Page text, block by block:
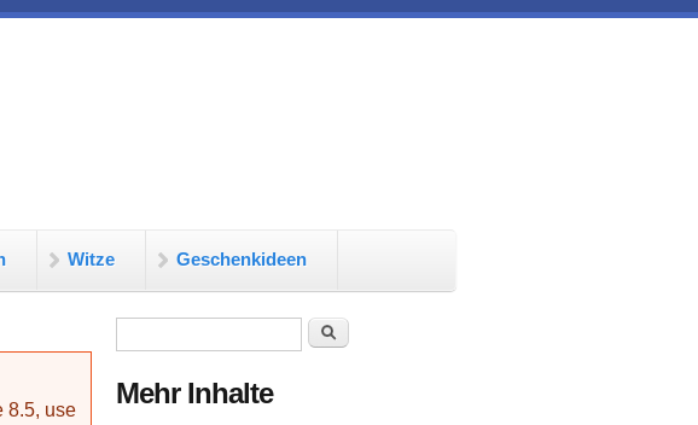
Witze Geschenkideen
8.5, use
Suche
Mehr Inhalte